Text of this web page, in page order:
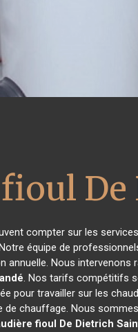
compter sur les
équipe de
annuelle. Nous
. Nos tarifs compétitifs
pour travailler sur les
chauffage. Nous
fioul De Dietrich